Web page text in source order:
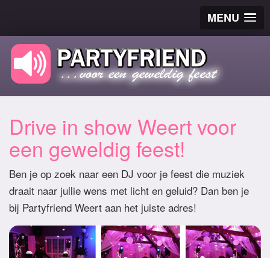
MENU
Drive in show Weert voor
een geweldig feest!
Ben je op zoek naar een DJ voor je feest die muziek
draait naar jullie wens met licht en geluid? Dan ben je
bij Partyfriend Weert aan het juiste adres!